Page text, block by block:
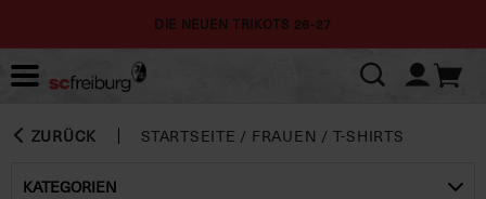
DIE NEUEN TRIKOTS 26-27
ZURÜCK STARTSEITE / FRAUEN / T-SHIRTS
KATEGORIEN